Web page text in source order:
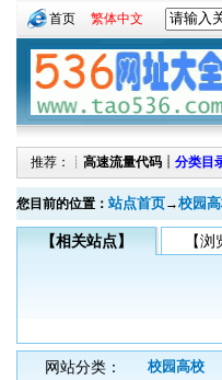
首页 繁体中文
推荐：┊ 高速流量代码 ┊ 分类目
您目前的位置： 站点首页→校园
【相关站点】 【浏
网站分类： 校园高校